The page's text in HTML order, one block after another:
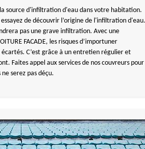
source d'infiltration d'eau dans votre habitation.
de découvrir l’origine de l'infiltration d'eau.
pas une grave infiltration. Avec une
FACADE, les risques d’importuner
C’est grâce à un entretien régulier et
Faites appel aux services de nos couvreurs pour
serez pas déçu.